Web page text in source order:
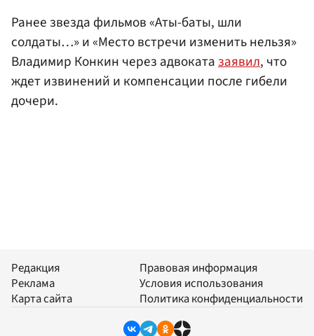
Ранее звезда фильмов «Аты-баты, шли
солдаты…» и «Место встречи изменить нельзя»
Владимир Конкин через адвокатазаявил, что
ждет извинений и компенсации после гибели
дочери.
Редакция
Реклама
Карта сайта
Правовая информация
Условия использования
Политика конфиденциальности